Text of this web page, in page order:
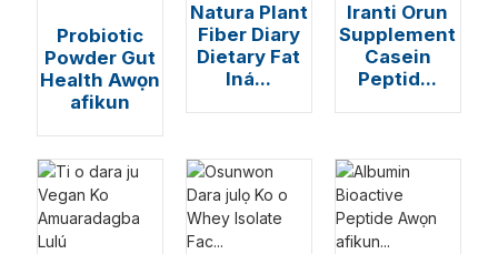
Probiotic
Powder Gut
Health Awọn
afikun
Natura Plant
Fiber Diary
Dietary Fat
Iná...
Iranti Orun
Supplement
Casein
Peptid...